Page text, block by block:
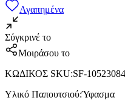
Αγαπημένα
Σύγκρινέ το
Μοιράσου το
ΚΩΔΙΚΟΣ SKU:SF-
Υλικό Παπουτσιού:Ύφασμα